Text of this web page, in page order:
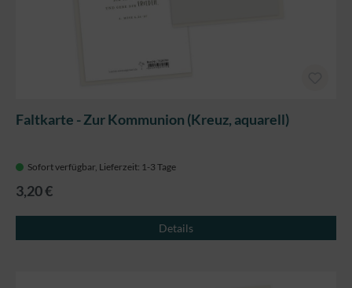
Faltkarte - Zur Kommunion (Kreuz, aquarell)
Sofort verfügbar, Lieferzeit: 1-3 Tage
3,20 €
Details